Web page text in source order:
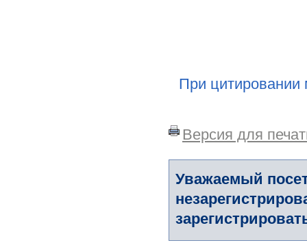
При цитировании
Версия для
Уважаемый